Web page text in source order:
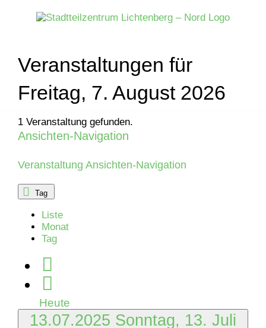
Veranstaltungen für
Freitag, 7. August 2026
1 Veranstaltung gefunden.
Veranstaltungen
für
Sonntag,
13.
Juli
2025
Ansichten-Navigation
Veranstaltung Ansichten-Navigation
Tag
Liste
Monat
Tag
Heute
13.07.2025 Sonntag, 13. Juli